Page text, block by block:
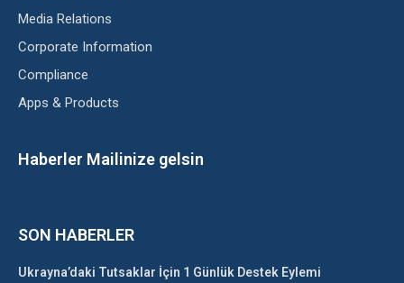
Media Relations
Corporate Information
Compliance
Apps & Products
Haberler Mailinize gelsin
SON HABERLER
Ukrayna’daki Tutsaklar İçin 1 Günlük Destek Eylemi